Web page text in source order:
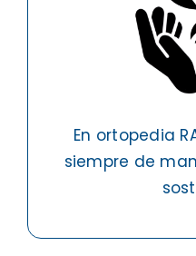
En ortopedia
siempre de